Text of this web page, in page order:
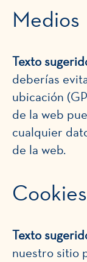
Medios
Texto
deberías
ubicación
de la web
cualquier
de la web.
Cookies
Texto
nuestro sitio